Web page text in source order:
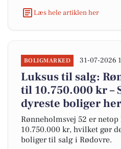
Læs hele artiklen her
BOLIGMARKED 31-07-2026
Luksus til salg:
til 10.750.000 kr –
dyreste boliger her
Rønneholmsvej 52 er
10.750.000 kr, hvilket gør
boliger til salg i Rødovre.